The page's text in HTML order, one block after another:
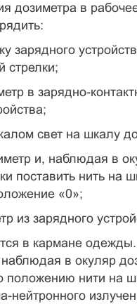
дозиметра в
зарядного
стрелки;
в зарядно-
свет на шкалу
и, наблюдая в
поставить нить на
«0»;
из зарядного
в кармане одежды.
в окуляр
положению нити на
нейтронного